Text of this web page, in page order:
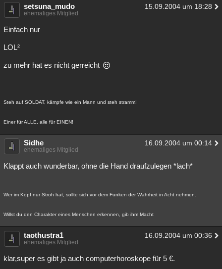
setsuna_mudo 15.09.2004 um 18:28
ehemaliges Mitglied
Einfach nur
LOL²
zu mehr hat es nicht gerreicht
Steh auf SOLDAT, kämpfe wie ein Mann und steh stramm!
Einer für ALLE, alle für EINEN!
Sidhe 16.09.2004 um 00:14
ehemaliges Mitglied
Klappt auch wunderbar, ohne die Hand draufzulegen *lach*
Wer im Kopf nur Stroh hat, sollte sich vor dem Funken der Wahrheit in Acht nehmen.
Willst du den Charakter eines Menschen erkennen, gib ihm Macht
taothustra1 16.09.2004 um 00:36
ehemaliges Mitglied
klar,super es gibt ja auch computerhoroskope für 5 €.